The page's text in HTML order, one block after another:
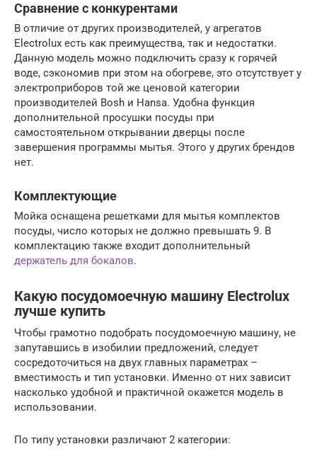
Сравнение с конкурентами
В отличие от других производителей, у агрегатов
Electrolux есть как преимущества, так и недостатки.
Данную модель можно подключить сразу к горячей
воде, сэкономив при этом на обогреве, это отсутствует у
электроприборов той же ценовой категории
производителей Bosh и Hansa. Удобна функция
дополнительной просушки посуды при
самостоятельном открывании дверцы после
завершения программы мытья. Этого у других брендов
нет.
Комплектующие
Мойка оснащена решетками для мытья комплектов
посуды, число которых не должно превышать 9. В
комплектацию также входит дополнительный
держатель для бокалов.
Какую посудомоечную машину Electrolux
лучше купить
Чтобы грамотно подобрать посудомоечную машину, не
запутавшись в изобилии предложений, следует
сосредоточиться на двух главных параметрах –
вместимость и тип установки. Именно от них зависит
насколько удобной и практичной окажется модель в
использовании.
По типу установки различают 2 категории: